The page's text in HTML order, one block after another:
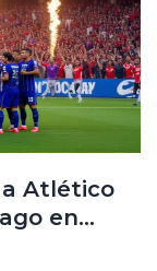
a Atlético
en